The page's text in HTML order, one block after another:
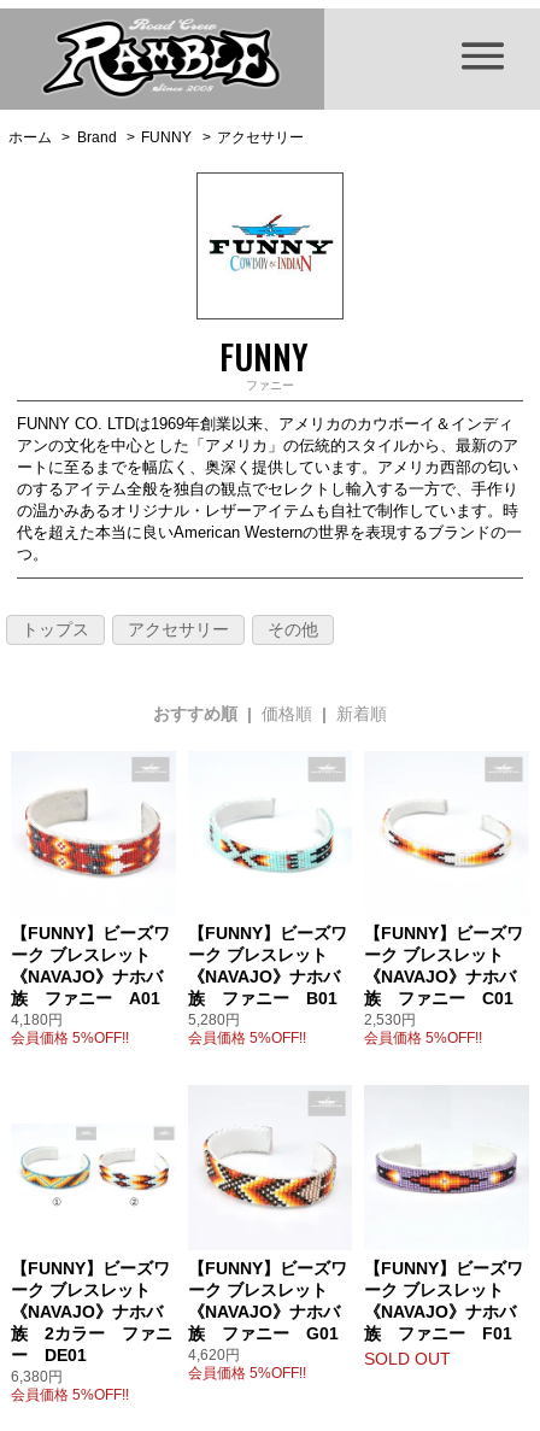
ホーム > Brand > FUNNY > アクセサリー
FUNNY
ファニー
FUNNY CO. LTDは1969年創業以来、アメリカのカウボーイ＆インディ
アンの文化を中心とした「アメリカ」の伝統的スタイルから、最新のア
ートに至るまでを幅広く、奥深く提供しています。アメリカ西部の匂い
のするアイテム全般を独自の観点でセレクトし輸入する一方で、手作り
の温かみあるオリジナル・レザーアイテムも自社で制作しています。時
代を超えた本当に良いAmerican Westernの世界を表現するブランドの一
つ。
トップス アクセサリー その他
おすすめ順 | 価格順 | 新着順
【FUNNY】ビーズワ
ーク ブレスレット
《NAVAJO》ナホバ
族 ファニー A01
4,180円
会員価格 5%OFF!!
【FUNNY】ビーズワ
ーク ブレスレット
《NAVAJO》ナホバ
族 ファニー B01
5,280円
会員価格 5%OFF!!
【FUNNY】ビーズワ
ーク ブレスレット
《NAVAJO》ナホバ
族 ファニー C01
2,530円
会員価格 5%OFF!!
【FUNNY】ビーズワ
ーク ブレスレット
《NAVAJO》ナホバ
族 2カラー ファニ
ー DE01
6,380円
会員価格 5%OFF!!
【FUNNY】ビーズワ
ーク ブレスレット
《NAVAJO》ナホバ
族 ファニー G01
4,620円
会員価格 5%OFF!!
【FUNNY】ビーズワ
ーク ブレスレット
《NAVAJO》ナホバ
族 ファニー F01
SOLD OUT